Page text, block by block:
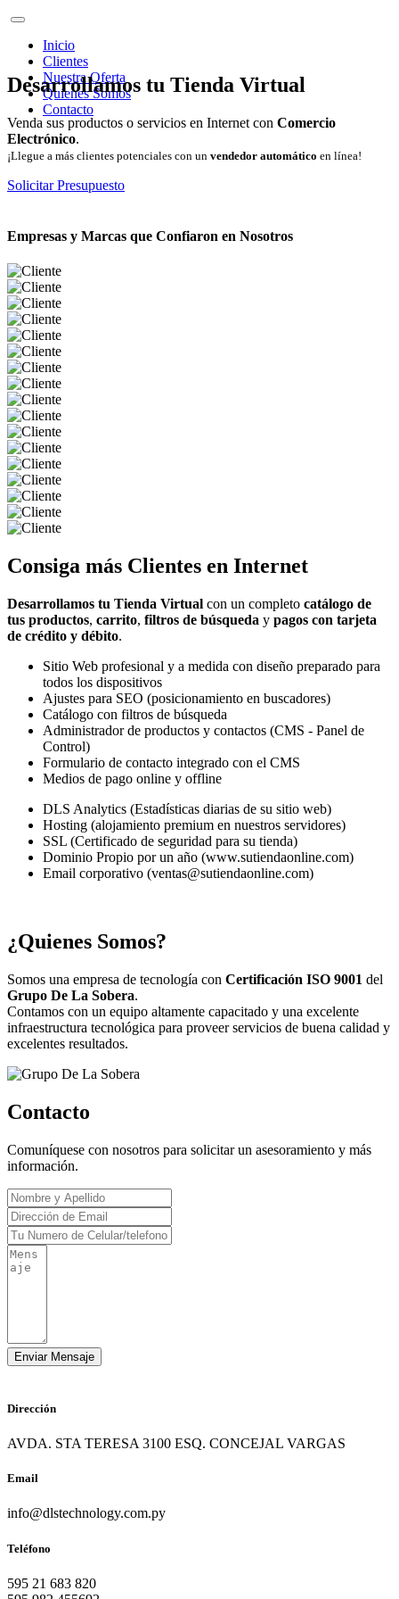
Inicio
Clientes
Nuestra Oferta
Quienes Somos
Contacto
Desarrollamos tu Tienda Virtual
Venda sus productos o servicios en Internet con Comercio
Electrónico.
¡Llegue a más clientes potenciales con un vendedor automático en línea!
Solicitar Presupuesto
Empresas y Marcas que Confiaron en Nosotros
Consiga más Clientes en Internet
Desarrollamos tu Tienda Virtual con un completo catálogo de
tus productos, carrito, filtros de búsqueda y pagos con tarjeta
de crédito y débito.
Sitio Web profesional y a medida con diseño preparado para
todos los dispositivos
Ajustes para SEO (posicionamiento en buscadores)
Catálogo con filtros de búsqueda
Administrador de productos y contactos (CMS - Panel de
Control)
Formulario de contacto integrado con el CMS
Medios de pago online y offline
DLS Analytics (Estadísticas diarias de su sitio web)
Hosting (alojamiento premium en nuestros servidores)
SSL (Certificado de seguridad para su tienda)
Dominio Propio por un año (www.sutiendaonline.com)
Email corporativo (ventas@sutiendaonline.com)
¿Quienes Somos?
Somos una empresa de tecnología con Certificación ISO 9001 del
Grupo De La Sobera.
Contamos con un equipo altamente capacitado y una excelente
infraestructura tecnológica para proveer servicios de buena calidad y
excelentes resultados.
Contacto
Comuníquese con nosotros para solicitar un asesoramiento y más
información.
Dirección
AVDA. STA TERESA 3100 ESQ. CONCEJAL VARGAS
Email
info@dlstechnology.com.py
Teléfono
595 21 683 820